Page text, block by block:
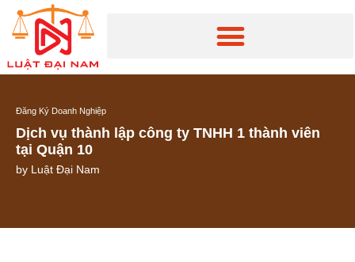
Đăng Ký Doanh Nghiệp
Dịch vụ thành lập công ty TNHH 1 thành viên
tại Quận 10
by Luật Đại Nam